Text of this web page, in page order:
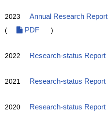
2023 Annual Research Report
(
PDF )
2022 Research-status Report
2021 Research-status Report
2020 Research-status Report